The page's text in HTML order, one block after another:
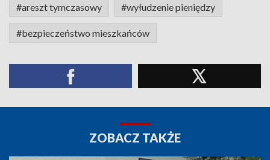
#areszt tymczasowy #wyłudzenie pieniędzy
#bezpieczeństwo mieszkańców
ZOBACZ TAKŻE